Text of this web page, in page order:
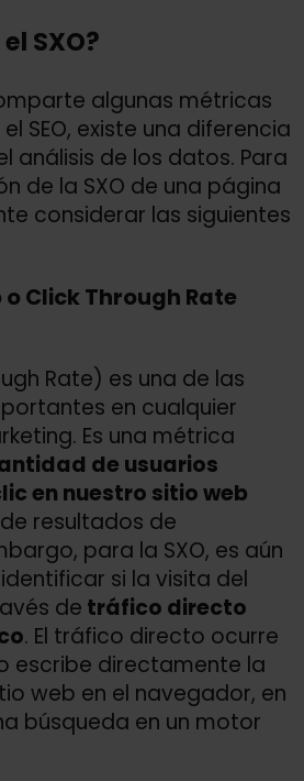
SXO?
algunas métricas
SEO, existe una diferencia
análisis de los datos. Para
de la SXO de una página
considerar las siguientes
Click Through Rate
Rate) es una de las
en cualquier
Es una métrica
de usuarios
en nuestro sitio web
resultados de
para la SXO, es aún
si la visita del
de tráfico directo
. El tráfico directo ocurre
escribe directamente la
web en el navegador, en
búsqueda en un motor